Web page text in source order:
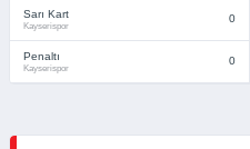
Sarı Kart
Kayserispor
0
Penaltı
Kayserispor
0